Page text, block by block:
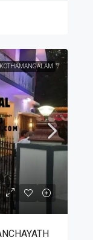
KOTHAMANGALAM